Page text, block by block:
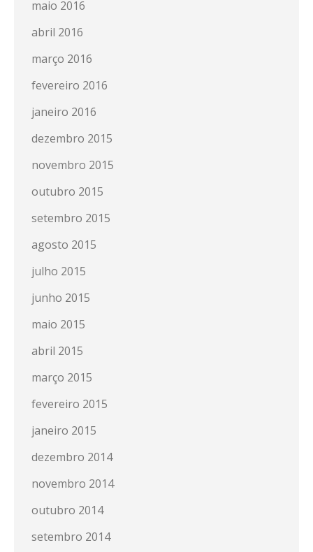
maio 2016
abril 2016
março 2016
fevereiro 2016
janeiro 2016
dezembro 2015
novembro 2015
outubro 2015
setembro 2015
agosto 2015
julho 2015
junho 2015
maio 2015
abril 2015
março 2015
fevereiro 2015
janeiro 2015
dezembro 2014
novembro 2014
outubro 2014
setembro 2014